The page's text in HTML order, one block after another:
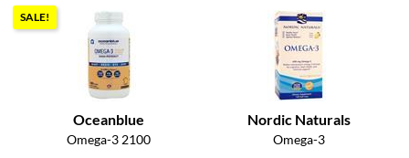
SALE!
Oceanblue
Omega-3 2100
Nordic Naturals
Omega-3